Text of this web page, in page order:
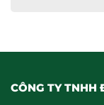
CÔNG TY TNHH